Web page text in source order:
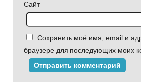
Сайт
Сохранить моё имя, email и
браузере для последующих моих